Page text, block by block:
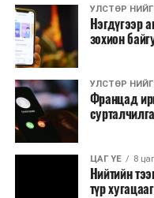
УЛСТӨР
Нэгдүгээр
зохион
УЛСТӨР
Францад
ЦАГ ҮЕ 8
Нийтийн
түр